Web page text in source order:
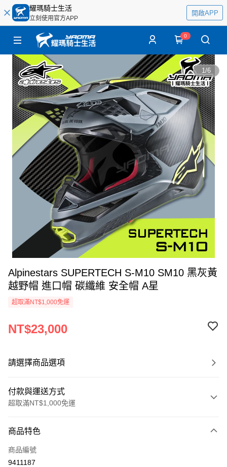
耀瑪騎士生活
立刻使用官方APP
開啟APP
0
1/6
Alpinestars SUPERTECH S-M10 SM10 黑灰黃
越野帽 進口帽 碳纖維 安全帽 A星
超取滿NT$1,000免運
NT$23,000
請選擇商品選項
付款與運送方式
超取滿NT$1,000免運
信用卡一次付款
超商取貨付款
商品特色
商品編號
9411187